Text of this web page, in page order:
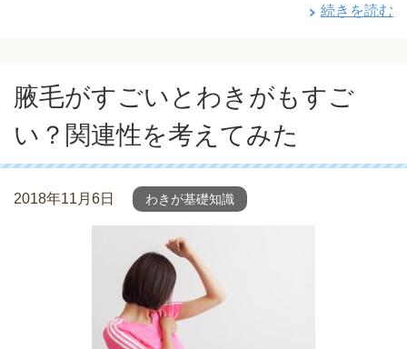
続きを読む
腋毛がすごいとわきがもすご
い？関連性を考えてみた
2018年11月6日 わきが基礎知識